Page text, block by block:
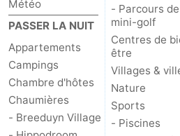
Météo
PASSER LA NUIT
Appartements
Campings
Chambre d'hôtes
Chaumières
- Breeduyn Village
- Parcours de
mini-golf
Centres de
être
Villages &
Nature
Sports
- Piscines